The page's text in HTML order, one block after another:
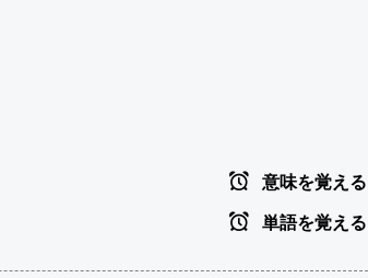
意味を覚える
単語を覚える